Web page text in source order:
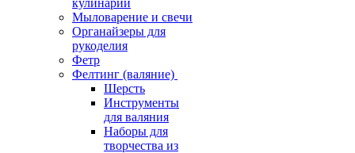
кулинарии
Мыловарение и свечи
Органайзеры для
рукоделия
Фетр
Фелтинг (валяние)
Шерсть
Инструменты
для валяния
Наборы для
творчества из